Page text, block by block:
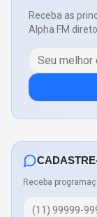
Receba as
Alpha FM
Receba